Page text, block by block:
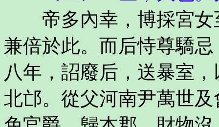
帝多內幸，博採宮女
兼倍於此。而后恃尊驕
八年，詔廢后，送暴室
北邙。從父河南尹萬世